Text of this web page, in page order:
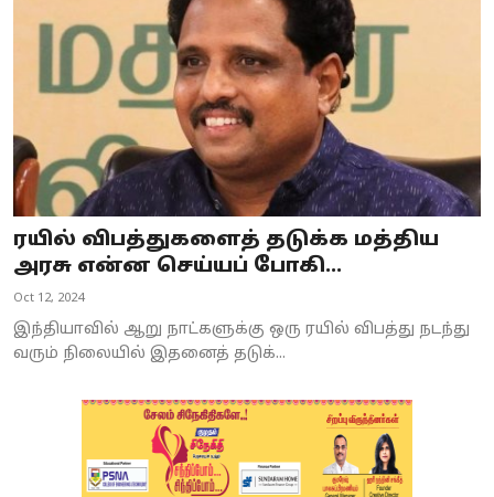
ரயில் விபத்துகளைத் தடுக்க மத்திய
அரசு என்ன செய்யப் போகி...
Oct 12, 2024
இந்தியாவில் ஆறு நாட்களுக்கு ஒரு ரயில் விபத்து நடந்து
வரும் நிலையில் இதனைத் தடுக்...